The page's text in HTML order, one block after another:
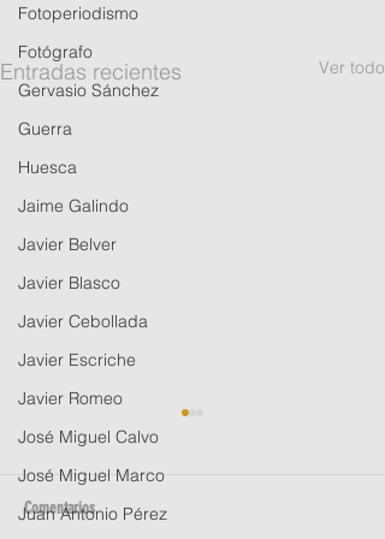
Fotoperiodismo
Fotógrafo
Gervasio Sánchez
Guerra
Huesca
Jaime Galindo
Javier Belver
Javier Blasco
Javier Cebollada
Javier Escriche
Javier Romeo
José Miguel Calvo
José Miguel Marco
Juan Antonio Pérez
Entradas recientes Ver todo
Comentarios